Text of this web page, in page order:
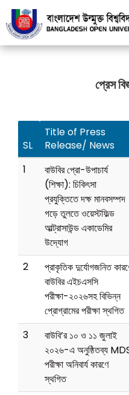
বাউবি উপাচার্যের পরিচয়ে প্রতারণার
প্রেস
SL
Title of Press
Release/ News
1
বাউবির প্রো-উপাচার্য
(শিক্ষা): চিকিৎসা
প্রযুক্তিতে দক্ষ মানবসম্পদ
গড়ে তুলতে ওয়েস্টফিল্ড
আল্ট্রাসাউন্ড একাডেমির
উদ্যোগ
2
প্রাকৃতিক দুর্যোগজনিত
বাউবির এইচএসসি
পরীক্ষা-২০২৬সহ বিভিন্ন
প্রোগ্রামের পরীক্ষা স্থগিত
3
বাউবি’র ১০ ও ১১ জুলাই
২০২৬-এ অনুষ্ঠিতব্য
পরীক্ষা অনিবার্য কারণে
স্থগিত